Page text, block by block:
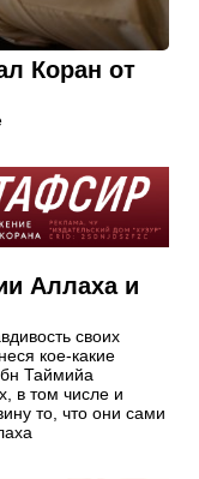
Коран от
Аллаха и
своих
кое-какие
Таймийа
в том числе и
то, что они сами